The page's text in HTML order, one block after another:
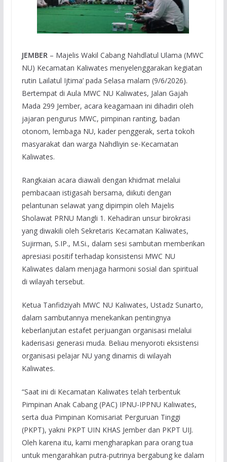
JEMBER– Majelis Wakil Cabang Nahdlatul Ulama (MWC
NU) Kecamatan Kaliwates menyelenggarakan kegiatan
rutin Lailatul Ijtima’ pada Selasa malam (9/6/2026).
Bertempat di Aula MWC NU Kaliwates, Jalan Gajah
Mada 299 Jember, acara keagamaan ini dihadiri oleh
jajaran pengurus MWC, pimpinan ranting, badan
otonom, lembaga NU, kader penggerak, serta tokoh
masyarakat dan warga Nahdliyin se-Kecamatan
Kaliwates.
Rangkaian acara diawali dengan khidmat melalui
pembacaan istigasah bersama, diikuti dengan
pelantunan selawat yang dipimpin oleh Majelis
Sholawat PRNU Mangli 1. Kehadiran unsur birokrasi
yang diwakili oleh Sekretaris Kecamatan Kaliwates,
Sujirman, S.IP., M.Si., dalam sesi sambutan memberikan
apresiasi positif terhadap konsistensi MWC NU
Kaliwates dalam menjaga harmoni sosial dan spiritual
di wilayah tersebut.
Ketua Tanfidziyah MWC NU Kaliwates, Ustadz Sunarto,
dalam sambutannya menekankan pentingnya
keberlanjutan estafet perjuangan organisasi melalui
kaderisasi generasi muda. Beliau menyoroti eksistensi
organisasi pelajar NU yang dinamis di wilayah
Kaliwates.
“Saat ini di Kecamatan Kaliwates telah terbentuk
Pimpinan Anak Cabang (PAC) IPNU-IPPNU Kaliwates,
serta dua Pimpinan Komisariat Perguruan Tinggi
(PKPT), yakni PKPT UIN KHAS Jember dan PKPT UIJ.
Oleh karena itu, kami mengharapkan para orang tua
untuk mengarahkan putra-putrinya bergabung ke dalam